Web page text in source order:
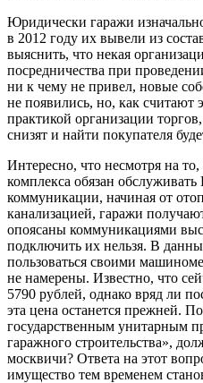
Юридически гаражи
в 2012 году их вывели из
выяснить, что некая
посредничества при
ни к чему не привел, новые
не появились, но, как считают
практикой организации
снизят и найти покупателя
Интересно, что несмотря на
комплекса обязан
коммуникации, начиная от
канализацией, гаражи
опоясаны коммуникациями
подключить их нельзя. В
пользоваться своими
не намерены. Известно, что
5790 рублей, однако вряд ли
эта цена останется прежней.
государственным унитарным
гаражного строительства»,
москвичи? Ответа на этот
имущество тем временем